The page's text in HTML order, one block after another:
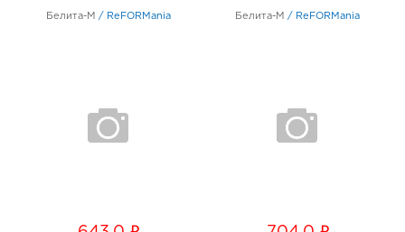
Белита-М / ReFORMania Белита-М / ReFORMania